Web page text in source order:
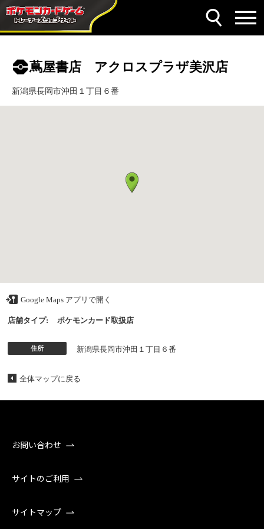
蔦屋書店 アクロスプラザ美沢店
新潟県長岡市沖田１丁目６番
Google Maps アプリで開く
店舗タイプ: ポケモンカード取扱店
住所 新潟県長岡市沖田１丁目６番
全体マップに戻る
お問い合わせ
サイトのご利用
サイトマップ